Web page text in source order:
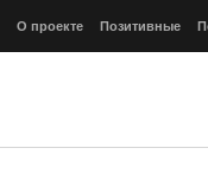
О проекте Позитивные